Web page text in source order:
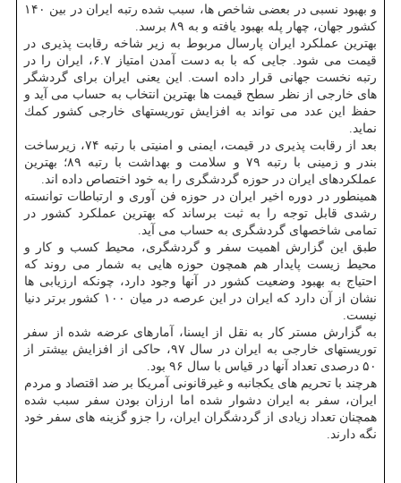
و بهبود نسبی در بعضی شاخص ها، سبب شده رتبه ایران در بین ۱۴۰
كشور جهان، چهار پله بهبود یافته و به ۸۹ برسد.
بهترین عملكرد ایران پارسال مربوط به زیر شاخه رقابت پذیری در
قیمت می شود. جایی كه با به دست آمدن امتیاز ۶.۷، ایران را در
رتبه نخست جهانی قرار داده است. این یعنی ایران برای گردشگر
های خارجی از نظر سطح قیمت ها بهترین انتخاب به حساب می آید و
حفظ این عدد می تواند به افزایش توریستهای خارجی كشور كمك
نماید.
بعد از رقابت پذیری در قیمت، ایمنی و امنیتی با رتبه ۷۴، زیرساخت
بندر و زمینی با رتبه ۷۹ و سلامت و بهداشت با رتبه ۸۹؛ بهترین
عملكردهای ایران در حوزه گردشگری را به خود اختصاص داده اند.
همینطور در دوره اخیر ایران در حوزه فن آوری و ارتباطات توانسته
رشدی قابل توجه را به ثبت برساند كه بهترین عملكرد كشور در
تمامی شاخصهای گردشگری به حساب می آید.
طبق این گزارش اهمیت سفر و گردشگری، محیط كسب و كار و
محیط زیست پایدار هم همچون حوزه هایی به شمار می روند كه
احتیاج به بهبود وضعیت كشور در آنها وجود دارد، چونكه ارزیابی ها
نشان از آن دارد كه ایران در این عرصه در میان ۱۰۰ كشور برتر دنیا
نیست.
به گزارش مستر كار به نقل از ایسنا، آمارهای عرضه شده از سفر
توریستهای خارجی به ایران در سال ۹۷، حاكی از افزایش بیشتر از
۵۰ درصدی تعداد آنها در قیاس با سال ۹۶ بود.
هرچند با تحریم های یكجانبه و غیرقانونی آمریكا بر ضد اقتصاد و مردم
ایران، سفر به ایران دشوار شده اما ارزان بودن سفر سبب شده
همچنان تعداد زیادی از گردشگران ایران، را جزو گزینه های سفر خود
نگه دارند.